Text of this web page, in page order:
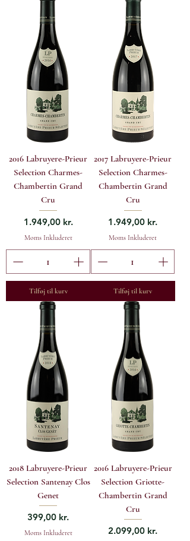
2016 Labruyere-Prieur
Selection Charmes-
Chambertin Grand
Cru
Pris
1.949,00 kr.
Moms Inkluderet
Tilføj til kurv
2017 Labruyere-Prieur
Selection Charmes-
Chambertin Grand
Cru
Pris
1.949,00 kr.
Moms Inkluderet
Tilføj til kurv
2018 Labruyere-Prieur
Selection Santenay Clos
Genet
Pris
399,00 kr.
Moms Inkluderet
2016 Labruyere-Prieur
Selection Griotte-
Chambertin Grand
Cru
Pris
2.099,00 kr.